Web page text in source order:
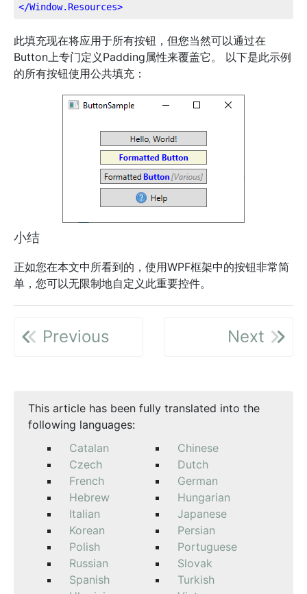
</Window.Resources>
此填充现在将应用于所有按钮，但您当然可以通过在
Button上专门定义Padding属性来覆盖它。 以下是此示例
的所有按钮使用公共填充：
小结
正如您在本文中所看到的，使用WPF框架中的按钮非常简
单，您可以无限制地自定义此重要控件。
Previous Next
This article has been fully translated into the
following languages:
Catalan
Chinese
Czech
Dutch
French
German
Hebrew
Hungarian
Italian
Japanese
Korean
Persian
Polish
Portuguese
Russian
Slovak
Spanish
Turkish